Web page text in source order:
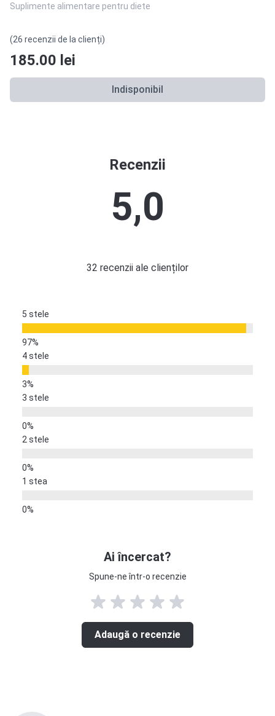
Suplimente alimentare pentru diete
(26 recenzii de la clienți)
185.00 lei
Indisponibil
Recenzii
5,0
32 recenzii ale clienților
5 stele
4 stele
3 stele
2 stele
1 stea
Ai încercat?
Spune-ne într-o recenzie
Adaugă o recenzie